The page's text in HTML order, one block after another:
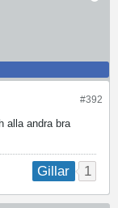
#392
alla andra bra
Gillar 1